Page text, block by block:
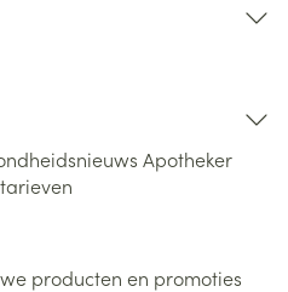
Apotheker
producten en promoties